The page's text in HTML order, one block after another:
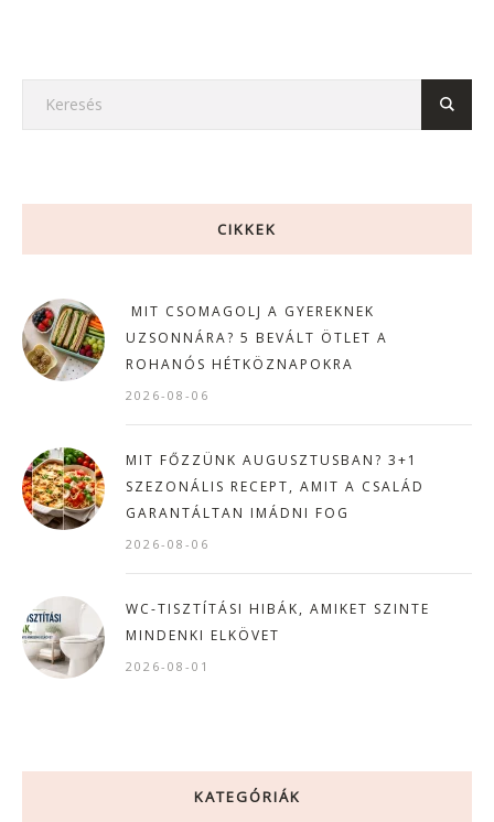
CIKKEK
MIT CSOMAGOLJ A GYEREKNEK
UZSONNÁRA? 5 BEVÁLT ÖTLET A
ROHANÓS HÉTKÖZNAPOKRA
2026-08-06
MIT FŐZZÜNK AUGUSZTUSBAN? 3+1
SZEZONÁLIS RECEPT, AMIT A CSALÁD
GARANTÁLTAN IMÁDNI FOG
2026-08-06
WC-TISZTÍTÁSI HIBÁK, AMIKET SZINTE
MINDENKI ELKÖVET
2026-08-01
KATEGÓRIÁK